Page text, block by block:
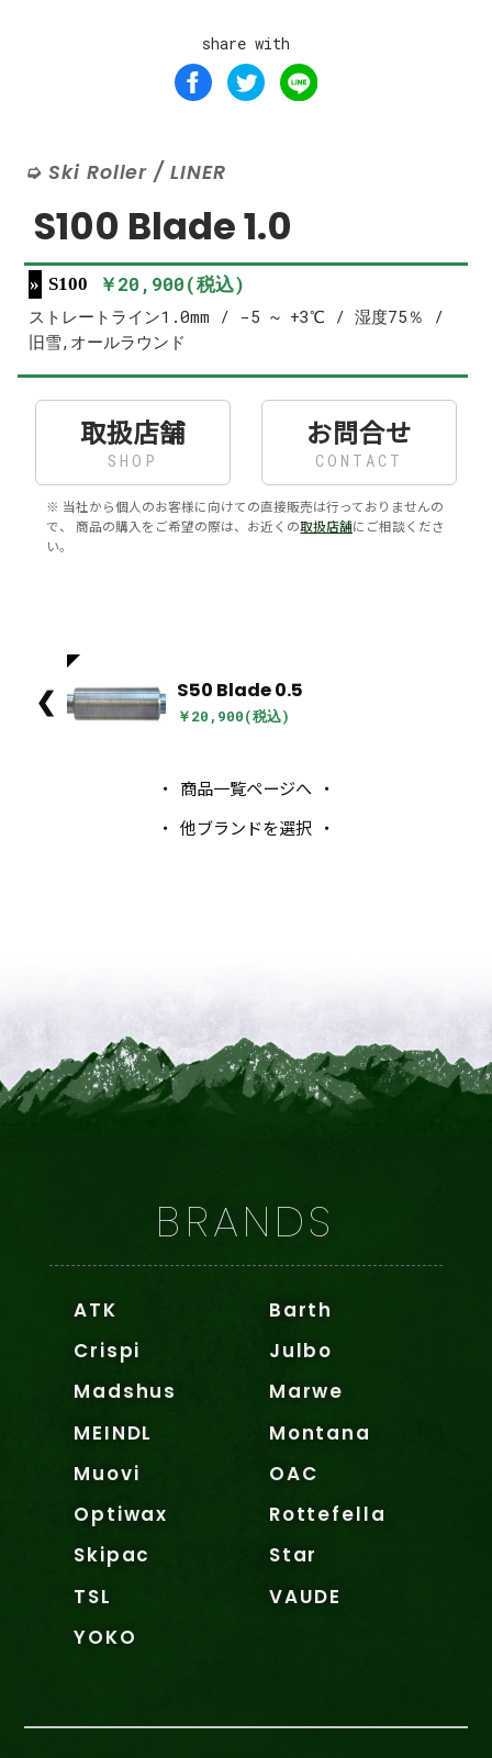
share with
Ski Roller / LINER
S100 Blade 1.0
S100 ￥20,900(税込)
ストレートライン1.0mm / -5 ~ +3℃ / 湿度75％ /
旧雪,オールラウンド
取扱店舗
SHOP
お問合せ
CONTACT
※ 当社から個人のお客様に向けての直接販売は行っておりませんの
で、 商品の購入をご希望の際は、お近くの取扱店舗にご相談くださ
い。
❮ S50 Blade 0.5
￥20,900(税込)
商品一覧ページへ
他ブランドを選択
BRANDS
ATK
Barth
Crispi
Julbo
Madshus
Marwe
MEINDL
Montana
Muovi
OAC
Optiwax
Rottefella
Skipac
Star
TSL
VAUDE
YOKO